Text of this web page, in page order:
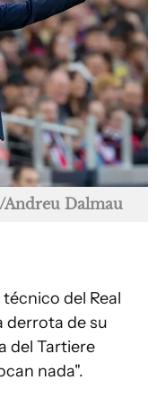
Andreu Dalmau
técnico del Real
derrota de su
del Tartiere
nada".